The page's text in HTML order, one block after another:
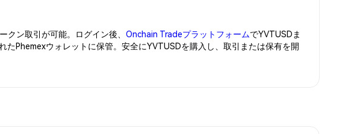
ン取引が可能。ログイン後、 Onchain TradeプラットフォームでYVTUSDま
Phemexウォレットに保管。安全にYVTUSDを購入し、取引または保有を開